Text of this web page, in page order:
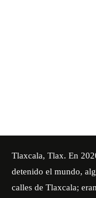
Tlaxcala, Tlax. En
detenido el mundo,
calles de Tlaxcala;